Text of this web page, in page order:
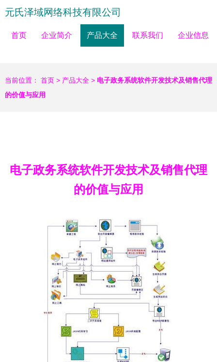
元氏泽域网络科技有限公司
首页 企业简介 产品大全 联系我们 企业信息
当前位置： 首页 > 产品大全 > 电子政务系统软件开发技术及销售代理
的价值与应用
电子政务系统软件开发技术及销售代理
的价值与应用